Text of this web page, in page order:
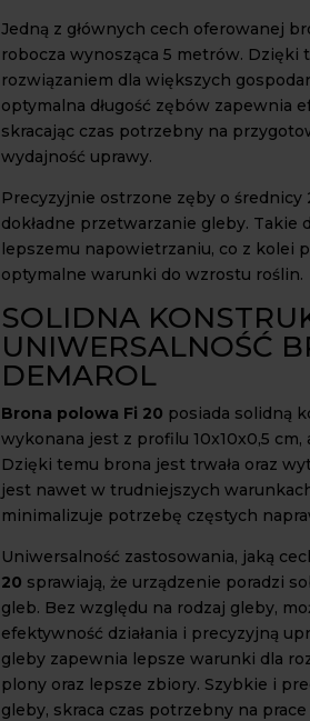
Jedną z głównych cech oferowanej
robocza wynosząca 5 metrów. Dzięki
rozwiązaniem dla większych
optymalna długość zębów zapewnia
skracając czas potrzebny na
wydajność uprawy.
Precyzyjnie ostrzone zęby o średnicy
dokładne przetwarzanie gleby. Takie
lepszemu napowietrzaniu, co z kolei
optymalne warunki do wzrostu roślin.
SOLIDNA
UNIWERSALNOŚĆ
DEMAROL
Brona polowa Fi 20 posiada solidną
wykonana jest z profilu 10x10x0,5 cm,
Dzięki temu brona jest trwała oraz
jest nawet w trudniejszych
minimalizuje potrzebę częstych
Uniwersalność zastosowania, jaką
20 sprawiają, że urządzenie poradzi
gleb. Bez względu na rodzaj gleby,
efektywność działania i precyzyjną
gleby zapewnia lepsze warunki dla
plony oraz lepsze zbiory. Szybkie i
gleby, skraca czas potrzebny na